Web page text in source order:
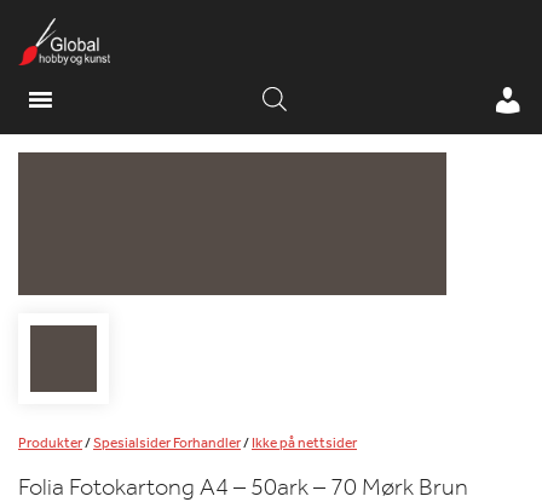
Produkter/Spesialsider Forhandler/Ikke på nettsider
Folia Fotokartong A4 – 50ark – 70 Mørk Brun